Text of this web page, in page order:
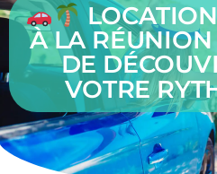
À LA
DE
VOTRE